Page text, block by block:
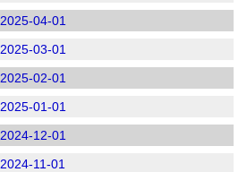
2025-04-01
2025-03-01
2025-02-01
2025-01-01
2024-12-01
2024-11-01